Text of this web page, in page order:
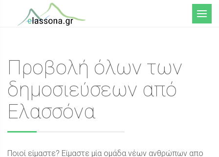
Μενού
Προβολή όλων των
δημοσιεύσεων από
Ελασσόνα
Ποιοί είμαστε? Είμαστε μία ομάδα νέων ανθρώπων απο